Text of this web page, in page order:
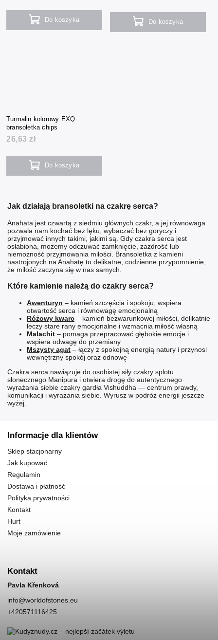
Do koszyka Do koszyka
Turmalin kolorowy EXQ
bransoletka chips
26,63 zł
Do koszyka
Jak działają bransoletki na czakrę serca?
Anahata jest czwartą z siedmiu głównych czakr, a jej równowaga
pozwala nam kochać bez lęku, wybaczać bez goryczy i
przyjmować innych takimi, jakimi są. Gdy czakra serca jest
osłabiona, możemy odczuwać zamknięcie, zazdrość lub
niemożność przyjmowania miłości. Bransoletka z kamieni
nastrojonych na Anahatę to delikatne, codzienne przypomnienie,
że miłość zaczyna się w nas samych.
Które kamienie należą do czakry serca?
Awenturyn – kamień szczęścia i spokoju, wspiera
otwartość serca i równowagę emocjonalną
Różowy kwarc – kamień bezwarunkowej miłości, delikatnie
leczy stare rany emocjonalne i wzmacnia miłość własną
Malachit – pomaga przepracować głębokie emocje i
wspiera odwagę do przemiany
Mszysty agat – łączy z spokojną energią natury i przynosi
wewnętrzny spokój oraz odnowę
Czakra serca nawiązuje do osobistej siły czakry splotu
słonecznego Manipura i otwiera drogę do autentycznego
wyrażania siebie czakry gardła Vishuddha — centrum prawdy,
komunikacji i wyrażania siebie. Wyrusz w podróż energii jeszcze
wyżej.
Informacje dla klientów
Sklep stacjonarny
Jak kupować
Regulamin
Dostawa i płatność
Polityka prywatności
Kontakt
Hurt
Moje zamówienie
Kontakt
Pavla Křenková
info@worldofstones.eu
+420571116425